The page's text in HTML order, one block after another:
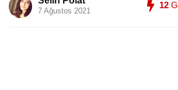
7 Ağustos 2021
12